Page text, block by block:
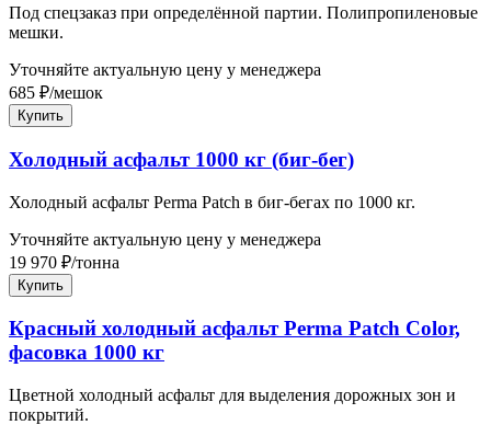
Под спецзаказ при определённой партии. Полипропиленовые
мешки.
Уточняйте актуальную цену у менеджера
685 ₽/мешок
Купить
Холодный асфальт 1000 кг (биг-бег)
Холодный асфальт Perma Patch в биг-бегах по 1000 кг.
Уточняйте актуальную цену у менеджера
19 970 ₽/тонна
Купить
Красный холодный асфальт Perma Patch Color,
фасовка 1000 кг
Цветной холодный асфальт для выделения дорожных зон и
покрытий.